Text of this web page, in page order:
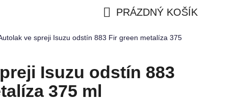
PRÁZDNÝ KOŠÍK
ve spreji Isuzu odstín 883 Fir green metalíza 375
Isuzu odstín 883
375 ml